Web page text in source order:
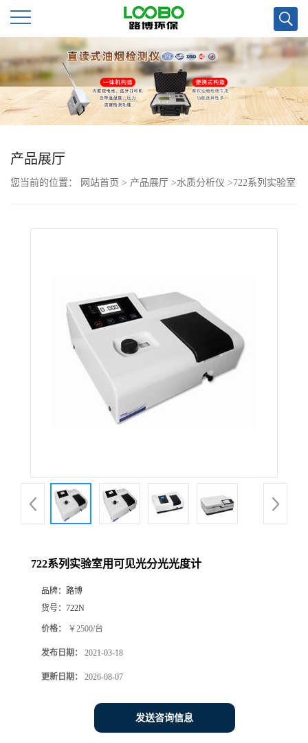
公
司
首
页
公
品
厅
产品展厅
您当前的位置： 网站首页 > 产品展厅 >水质分析仪 >722系列实验室
722系列实验室用可见光分光光度计
品牌： 路博
货号： 722N
价格： ￥2500/台
发布日期： 2021-03-18
更新日期： 2026-08-07
发送咨询信息